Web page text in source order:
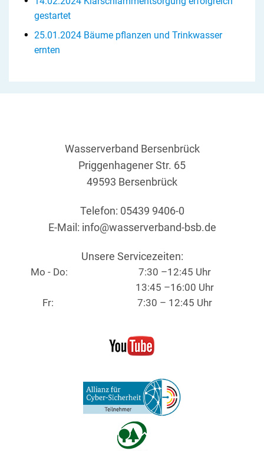
gestartet
25.01.2024 Bäume pflanzen und Trinkwasser
ernten
Wasserverband Bersenbrück
Priggenhagener Str. 65
49593 Bersenbrück
Telefon: 05439 9406-0
E-Mail: info@wasserverband-bsb.de
Unsere Servicezeiten:
Mo - Do:
7:30 –12:45 Uhr
13:45 –16:00 Uhr
Fr:
7:30 – 12:45 Uhr